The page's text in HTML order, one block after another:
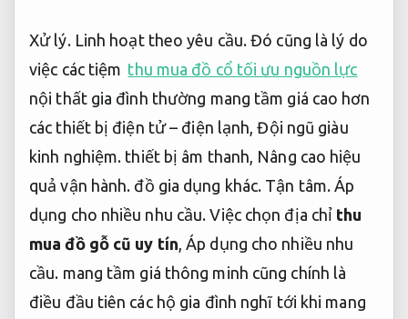
Xử lý. Linh hoạt theo yêu cầu. Đó cũng là lý do
việc các tiệm thu mua đồ cổ tối ưu nguồn lực
nội thất gia đình thường mang tầm giá cao hơn
các thiết bị điện tử – điện lạnh,Đội ngũ giàu
kinh nghiệm. thiết bị âm thanh, Nâng cao hiệu
quả vận hành. đồ gia dụng khác. Tận tâm. Áp
dụng cho nhiều nhu cầu. Việc chọn địa chỉ thu
mua đồ gỗ cũ uy tín Áp dụng cho nhiều nhu
cầu. mang tầm giá thông minh cũng chính là
điều đầu tiên các hộ gia đình nghĩ tới khi mang